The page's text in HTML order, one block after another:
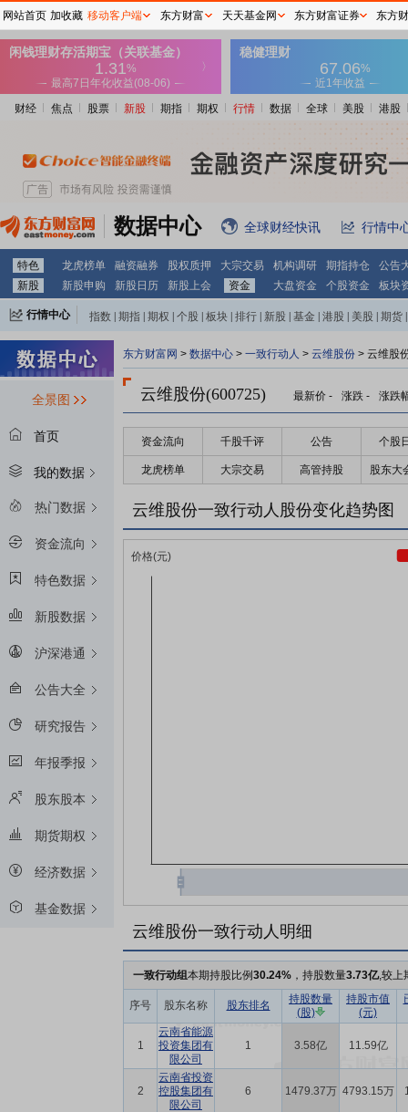
财经 焦点 股票 新股 期指 期权 行情 数据 全球 美股 港股
数据中心 全球财经快讯 行情中
特色 龙虎榜单 融资融券 股权质押 大宗交易 机构调研 期指持仓
公告
新股
新股申购 新股日历 新股上会 资金 大盘资金 个股资金 板块
行情中心 指数 期指 期权 个股 板块 排行 新股 基金 港股 美股 期货
全景图
首页
我的数据
热门数据
资金流向
特色数据
新股数据
沪深港通
公告大全
研究报告
年报季报
股东股本
期货期权
经济数据
基金数据
东方财富网 > 数据中心 > 一致行动人 > 云维股份 > 云维股
云维股份(600725) 最新价 - 涨跌 - 涨跌
资金流向 千股千评 公告 个股
龙虎榜单 大宗交易 高管持股 股东大
云维股份一致行动人股份变化趋势图
云维股份一致行动人明细
一致行动组本期持股比例30.24% ，持股数量3.73亿,较上
序号 股东名称 股东排名
持股数量
(股)
持股市值
(元)
1
云南省能源
投资集团有
限公司
1 3.58亿 11.59亿
2
云南省投资
控股集团有
限公司
6 1479.37万 4793.15万
网站首页 加收藏 移动客户端 东方财富 天天基金网 东方财富证券 东方